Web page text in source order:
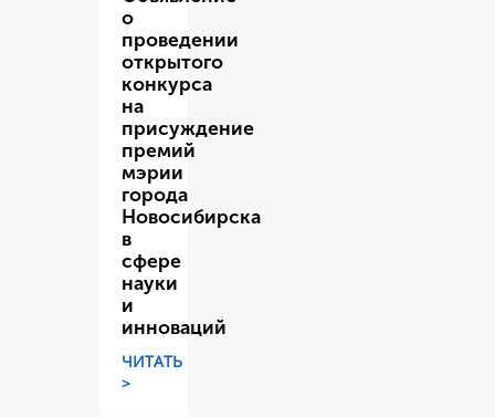
о
проведении
открытого
конкурса
на
присуждение
премий
мэрии
города
Новосибирска
в
сфере
науки
и
инноваций
ЧИТАТЬ
>